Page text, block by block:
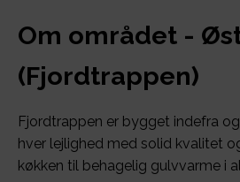
Om området -
(Fjordtrappen)
Fjordtrappen er bygget indefra
hver lejlighed med solid kvalitet
køkken til behagelig gulvvarme i